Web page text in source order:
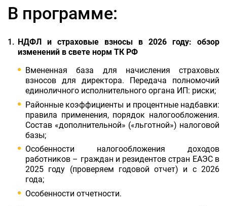
В программе:
НДФЛ и страховые взносы в 2026 году: обзор
изменений в свете норм ТК РФ
Вмененная база для начисления страховых
взносов для директора. Передача полномочий
единоличного исполнительного органа ИП: риски;
Районные коэффициенты и процентные надбавки:
правила применения, порядок налогообложения.
Состав «дополнительной» («льготной») налоговой
базы;
Особенности налогообложения доходов
работников – граждан и резидентов стран ЕАЭС в
2025 году (проверяем годовой отчет) и с 2026
года;
Особенности отчетности.